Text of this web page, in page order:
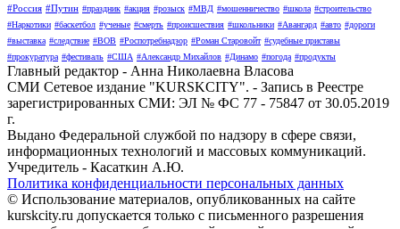
#Россия #Путин #праздник #акция #розыск #МВД #мошенничество #школа #строительство
#Наркотики #баскетбол #ученые #смерть #происшествия #школьники #Авангард #авто #дороги
#выставка #следствие #ВОВ #Роспотребнадзор #Роман Старовойт #судебные приставы
#прокуратура #фестиваль #США #Александр Михайлов #Динамо #погода #продукты
Главный редактор - Анна Николаевна Власова
СМИ Сетевое издание "KURSKCITY". - Запись в Реестре
зарегистрированных СМИ: ЭЛ № ФС 77 - 75847 от 30.05.2019
г.
Выдано Федеральной службой по надзору в сфере связи,
информационных технологий и массовых коммуникаций.
Учредитель - Касаткин А.Ю.
Политика конфиденциальности персональных данных
© Использование материалов, опубликованных на сайте
kurskcity.ru допускается только с письменного разрешения